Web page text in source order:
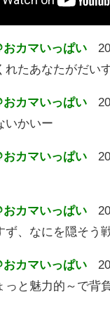
おカマいっぱい
れたあなたがだい
おカマいっぱい
いかいー
おカマいっぱい
おカマいっぱい
ず、なにを隠そう
おカマいっぱい
っと魅力的～で背